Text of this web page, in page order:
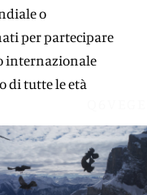
o
per partecipare
internazionale
di tutte le età